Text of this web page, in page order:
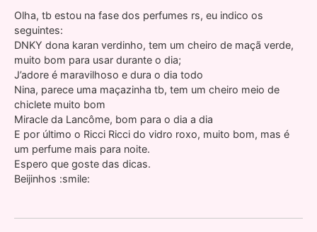
Olha, tb estou na fase dos perfumes rs, eu indico os
seguintes:
DNKY dona karan verdinho, tem um cheiro de maçã verde,
muito bom para usar durante o dia;
J’adore é maravilhoso e dura o dia todo
Nina, parece uma maçazinha tb, tem um cheiro meio de
chiclete muito bom
Miracle da Lancôme, bom para o dia a dia
E por último o Ricci Ricci do vidro roxo, muito bom, mas é
um perfume mais para noite.
Espero que goste das dicas.
Beijinhos :smile: